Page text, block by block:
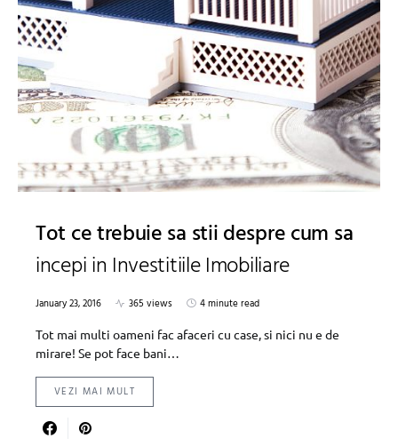
Tot ce trebuie sa stii despre cum sa
incepi in Investitiile Imobiliare
January 23, 2016 365 views
4 minute read
Tot mai multi oameni fac afaceri cu case, si nici nu e de
mirare! Se pot face bani…
VEZI MAI MULT